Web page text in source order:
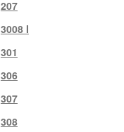
207
3008 I
301
306
307
308